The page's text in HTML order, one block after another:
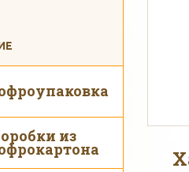
из